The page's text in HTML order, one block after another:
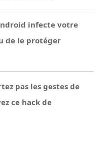
infecte votre
de le protéger
pas les gestes de
ce hack de